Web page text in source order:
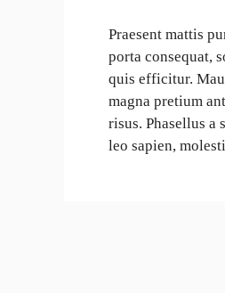
Praesent mattis
porta consequat,
quis efficitur.
magna pretium
risus. Phasellus a
leo sapien,